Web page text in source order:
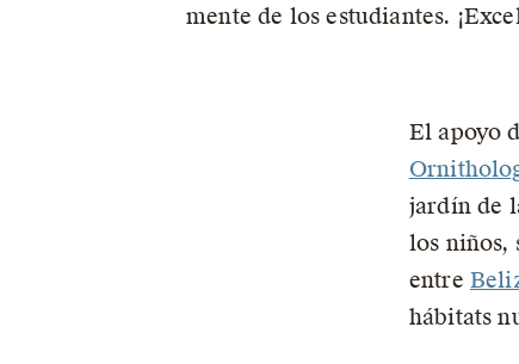
mente de los estudiantes.
El apoyo
jardín de
los niños,
entre
hábitats